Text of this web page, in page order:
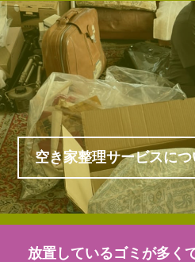
空き家整理サービスに
放置しているゴミが多く